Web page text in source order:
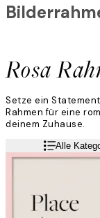
Rosa
Setze ein
Rahmen für eine
deinem Zuhause.
Alle